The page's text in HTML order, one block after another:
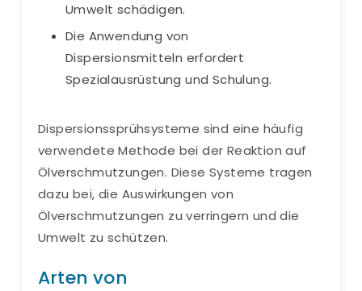
Umwelt schädigen.
Die Anwendung von
Dispersionsmitteln erfordert
Spezialausrüstung und Schulung.
Dispersionssprühsysteme sind eine häufig
verwendete Methode bei der Reaktion auf
Ölverschmutzungen. Diese Systeme tragen
dazu bei, die Auswirkungen von
Ölverschmutzungen zu verringern und die
Umwelt zu schützen.
Arten von